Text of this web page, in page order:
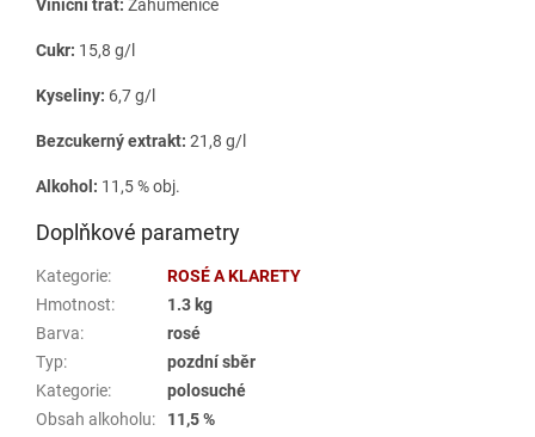
Viniční trať: Záhumenice
Cukr: 15,8 g/l
Kyseliny: 6,7 g/l
Bezcukerný extrakt: 21,8 g/l
Alkohol: 11,5 % obj.
Doplňkové parametry
Kategorie:
ROSÉ A KLARETY
Hmotnost:
1.3 kg
Barva:
rosé
Typ:
pozdní sběr
Kategorie:
polosuché
Obsah alkoholu:
11,5 %